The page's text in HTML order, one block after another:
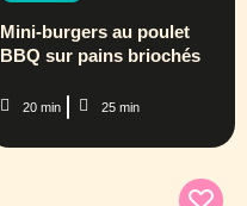
Mini-burgers au poulet
BBQ sur pains briochés
20 min 25 min